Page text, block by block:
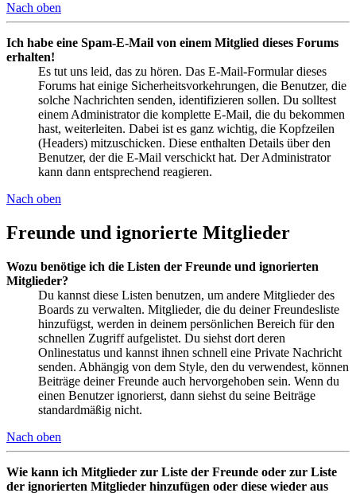
Nach oben
Ich habe eine Spam-E-Mail von einem Mitglied dieses Forums
erhalten!
Es tut uns leid, das zu hören. Das E-Mail-Formular dieses
Forums hat einige Sicherheitsvorkehrungen, die Benutzer, die
solche Nachrichten senden, identifizieren sollen. Du solltest
einem Administrator die komplette E-Mail, die du bekommen
hast, weiterleiten. Dabei ist es ganz wichtig, die Kopfzeilen
(Headers) mitzuschicken. Diese enthalten Details über den
Benutzer, der die E-Mail verschickt hat. Der Administrator
kann dann entsprechend reagieren.
Nach oben
Freunde und ignorierte Mitglieder
Wozu benötige ich die Listen der Freunde und ignorierten
Mitglieder?
Du kannst diese Listen benutzen, um andere Mitglieder des
Boards zu verwalten. Mitglieder, die du deiner Freundesliste
hinzufügst, werden in deinem persönlichen Bereich für den
schnellen Zugriff aufgelistet. Du siehst dort deren
Onlinestatus und kannst ihnen schnell eine Private Nachricht
senden. Abhängig von dem Style, den du verwendest, können
Beiträge deiner Freunde auch hervorgehoben sein. Wenn du
einen Benutzer ignorierst, dann siehst du seine Beiträge
standardmäßig nicht.
Nach oben
Wie kann ich Mitglieder zur Liste der Freunde oder zur Liste
der ignorierten Mitglieder hinzufügen oder diese wieder aus